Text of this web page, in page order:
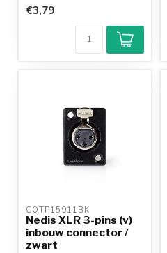
€3,79
COTP15911BK
Nedis XLR 3-pins (v)
inbouw connector /
zwart